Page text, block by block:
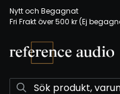
Nytt och Begagnat
Fri Frakt över 500 kr (Ej